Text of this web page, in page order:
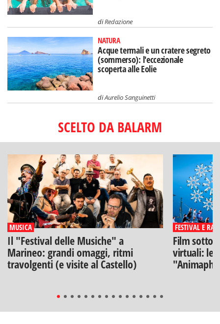
diRedazione
NATURA
Acque termali e un cratere segreto
(sommerso): l'eccezionale
scoperta alle Eolie
diAurelio Sanguinetti
SCELTO DA BALARM
MUSICA
Il "Festival delle Musiche" a
Marineo: grandi omaggi, ritmi
travolgenti (e visite al Castello)
FESTIVAL E
Film sotto
virtuali: le